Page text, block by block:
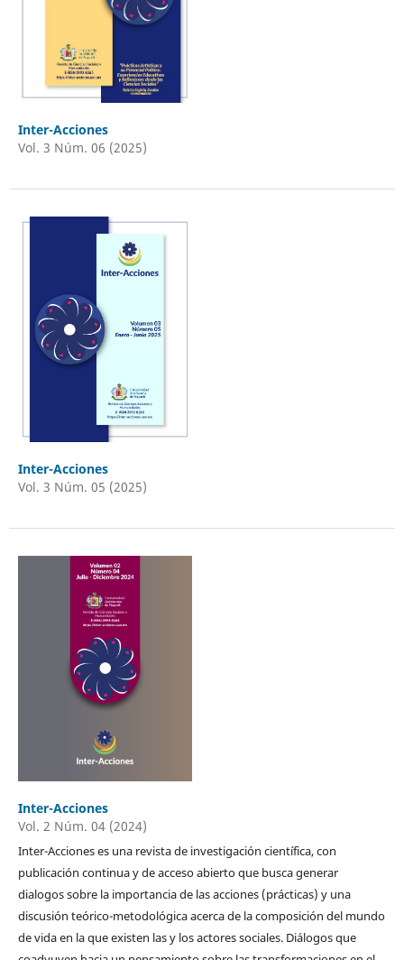
Inter-Acciones
Vol. 3 Núm. 06 (2025)
Inter-Acciones
Vol. 3 Núm. 05 (2025)
Inter-Acciones
Vol. 2 Núm. 04 (2024)
Inter-Acciones es una revista de investigación científica, con
publicación continua y de acceso abierto que busca generar
dialogos sobre la importancia de las acciones (prácticas) y una
discusión teórico-metodológica acerca de la composición del mundo
de vida en la que existen las y los actores sociales. Diálogos que